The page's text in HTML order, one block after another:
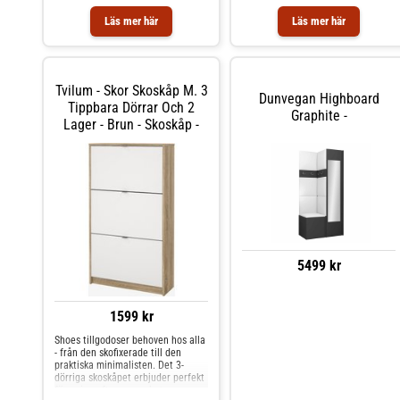
Läs mer här Läs mer här
Tvilum - Skor Skoskåp M. 3
Tippbara Dörrar Och 2
Lager - Brun - Skoskåp -
1599 kr
Shoes tillgodoser behoven hos alla
- från den skofixerade till den
praktiska minimalisten. Det 3-
dörriga skoskåpet erbjuder perfekt
Dunvegan Highboard
Graphite -
5499 kr